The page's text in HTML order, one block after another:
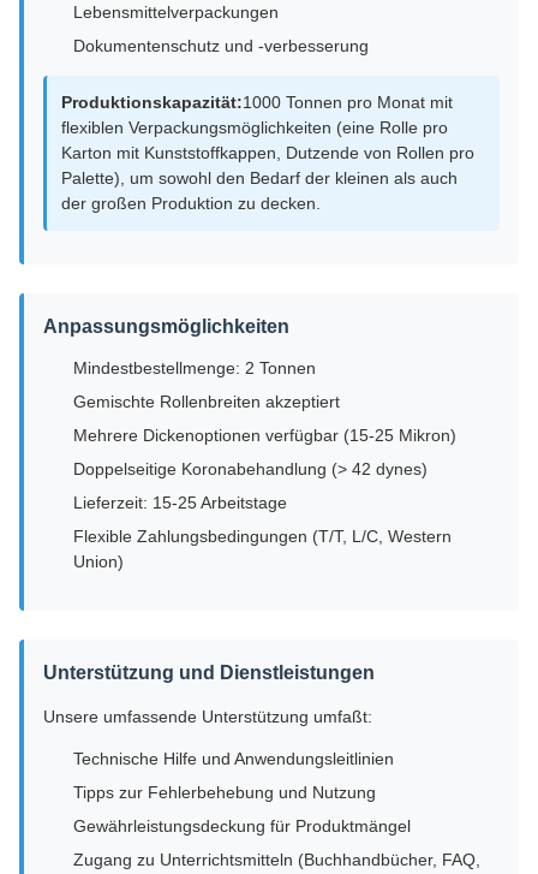
Lebensmittelverpackungen
Dokumentenschutz und -verbesserung
Produktionskapazität:1000 Tonnen pro Monat mit
flexiblen Verpackungsmöglichkeiten (eine Rolle pro
Karton mit Kunststoffkappen, Dutzende von Rollen pro
Palette), um sowohl den Bedarf der kleinen als auch
der großen Produktion zu decken.
Anpassungsmöglichkeiten
Mindestbestellmenge: 2 Tonnen
Gemischte Rollenbreiten akzeptiert
Mehrere Dickenoptionen verfügbar (15-25 Mikron)
Doppelseitige Koronabehandlung (> 42 dynes)
Lieferzeit: 15-25 Arbeitstage
Flexible Zahlungsbedingungen (T/T, L/C, Western
Union)
Unterstützung und Dienstleistungen
Unsere umfassende Unterstützung umfaßt:
Technische Hilfe und Anwendungsleitlinien
Tipps zur Fehlerbehebung und Nutzung
Gewährleistungsdeckung für Produktmängel
Zugang zu Unterrichtsmitteln (Buchhandbücher, FAQ,